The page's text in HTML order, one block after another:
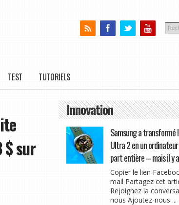
TEST TUTORIELS
$ sur
Innovation
Samsung a transformé
Ultra 2 en un
part entière – mais il y
Copier le lien
mail Partagez cet
Rejoignez la
nous Ajoutez-nous ...